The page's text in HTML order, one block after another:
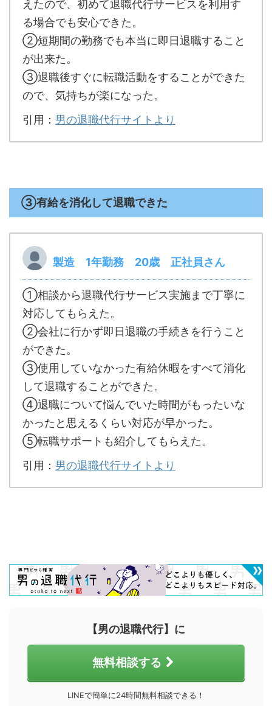
えたので、初めて退職代行サービスを利用す
る場合でも安心できた。
②短期間の勤務でも本当に即日退職すること
が出来た。
③退職後すぐに転職活動をすることができた
ので、気持ちが楽になった。
引用： 男の退職代行サイトより
③有給を消化して退職できた
製造 1年勤務 20歳 正社員さん
①相談から退職代行サービス実施まで丁寧に
対応してもらえた。
②会社に行かず即日退職の手続きを行うこと
ができた。
③使用していなかった有給休暇をすべて消化
して退職することができた。
④退職について悩んでいた時間がもったいな
かったと思えるくらい対応が早かった。
⑤転職サポートも紹介してもらえた。
引用： 男の退職代行サイトより
【男の退職代行】に
無料相談する
LINEで簡単に24時間無料相談できる！